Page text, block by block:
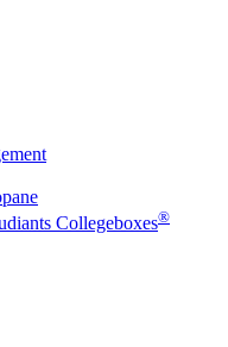
Collegeboxes®